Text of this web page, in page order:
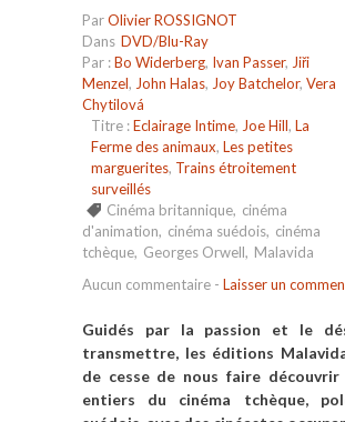
ParOlivier ROSSIGNOT
Dans DVD/Blu-Ray
Par :Bo Widerberg, Ivan Passer, Jiři
Menzel, John Halas, Joy Batchelor, Vera
Chytilová
Titre :Eclairage Intime, Joe Hill, La
Ferme des animaux, Les petites
marguerites, Trains étroitement
surveillés
Cinéma britannique, cinéma
d'animation, cinéma suédois, cinéma
tchèque, Georges Orwell, Malavida
Aucun commentaire - Laisser un
Guidés par la passion et le
transmettre, les éditions
de cesse de nous faire découvrir
entiers du cinéma tchèque,